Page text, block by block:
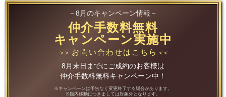
－8月のキャンペーン情報－
仲介手数料無料
キャンペーン実施中
＞＞ お問い合わせはこちら ＜＜
8月末日までにご成約のお客様は
仲介手数料無料キャンペーン中！
※キャンペーンは予告なく変更終了する場合があります。
※館内移動につきましては対象外となります。